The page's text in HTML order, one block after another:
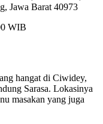
Jawa Barat 40973
WIB
hangat di Ciwidey,
Sarasa. Lokasinya
masakan yang juga